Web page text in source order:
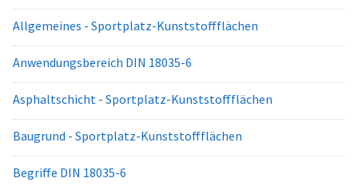
Allgemeines - Sportplatz-Kunststoffflächen
Anwendungsbereich DIN 18035-6
Asphaltschicht - Sportplatz-Kunststoffflächen
Baugrund - Sportplatz-Kunststoffflächen
Begriffe DIN 18035-6